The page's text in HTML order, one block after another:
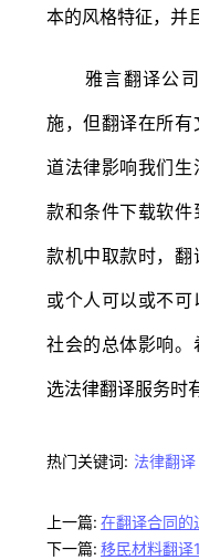
本的风格特征，并
雅言翻译公司
施，但翻译在所
道法律影响我们
款和条件下载软
款机中取款时，
或个人可以或不
社会的总体影响
选法律翻译服务时
热门关键词: 法律翻译
上一篇: 在翻译合同的
下一篇: 移民材料翻译